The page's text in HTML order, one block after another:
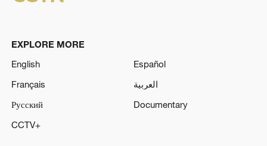
EXPLORE MORE
English
Español
Français
العربية
Русский
Documentary
CCTV+